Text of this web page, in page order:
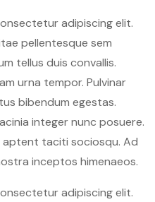
adipiscing elit.
pellentesque sem
tellus duis convallis.
urna tempor. Pulvinar
bibendum egestas.
integer nunc posuere.
aptent taciti sociosqu. Ad
inceptos himenaeos.
adipiscing elit.